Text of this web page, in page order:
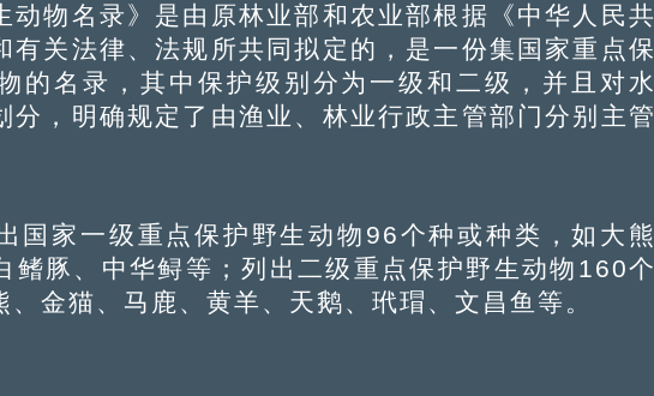
物名录》是由原林业部和农业部根据《中华人民共
有关法律、法规所共同拟定的，是一份集国家重点保
的名录，其中保护级别分为一级和二级，并且对水
分，明确规定了由渔业、林业行政主管部门分别主管
家一级重点保护野生动物96个种或种类，如大熊
鳍豚、中华鲟等；列出二级重点保护野生动物160个
金猫、马鹿、黄羊、天鹅、玳瑁、文昌鱼等。